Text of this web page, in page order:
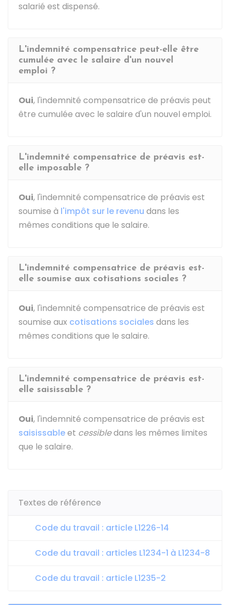
salarié est dispensé.
L'indemnité compensatrice peut-elle être
cumulée avec le salaire d'un nouvel
emploi ?
Oui, l'indemnité compensatrice de préavis peut
être cumulée avec le salaire d'un nouvel emploi.
L'indemnité compensatrice de préavis est-
elle imposable ?
Oui, l'indemnité compensatrice de préavis est
soumise à l'impôt sur le revenu dans les
mêmes conditions que le salaire.
L'indemnité compensatrice de préavis est-
elle soumise aux cotisations sociales ?
Oui, l'indemnité compensatrice de préavis est
soumise aux cotisations sociales dans les
mêmes conditions que le salaire.
L'indemnité compensatrice de préavis est-
elle saisissable ?
Oui, l'indemnité compensatrice de préavis est
saisissableet cessibledans les mêmes limites
que le salaire.
Textes de référence
Code du travail : article L1226-14
Code du travail : articles L1234-1 à L1234-8
Code du travail : article L1235-2